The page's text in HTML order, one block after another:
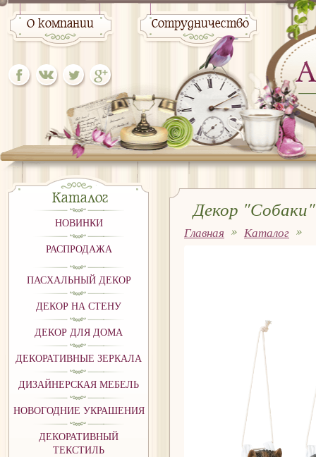
О компании Сотрудничество
Каталог
НОВИНКИ
РАСПРОДАЖА
ПАСХАЛЬНЫЙ ДЕКОР
ДЕКОР НА СТЕНУ
ДЕКОР ДЛЯ ДОМА
ДЕКОРАТИВНЫЕ ЗЕРКАЛА
ДИЗАЙНЕРСКАЯ МЕБЕЛЬ
НОВОГОДНИЕ УКРАШЕНИЯ
ДЕКОРАТИВНЫЙ
ТЕКСТИЛЬ
Декор
Главная Каталог